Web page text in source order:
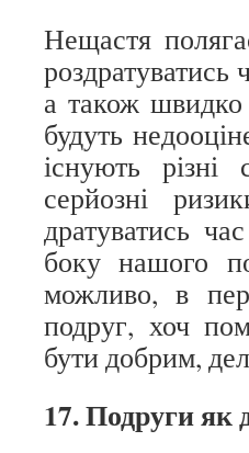
Нещастя
роздратуватись
а також
будуть
існують
серйозні
дратуватись
боку нашого
можливо, в
подруг, хоч
бути добрим,
17. Подруги як